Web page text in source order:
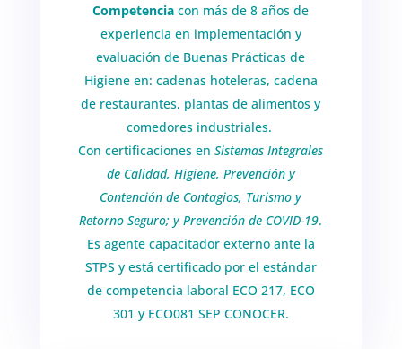
Competencia con más de 8 años de
experiencia en implementación y
evaluación de Buenas Prácticas de
Higiene en: cadenas hoteleras, cadena
de restaurantes, plantas de alimentos y
comedores industriales.
Con certificaciones en Sistemas Integrales
de Calidad, Higiene, Prevención y
Contención de Contagios, Turismo y
Retorno Seguro; y Prevención de COVID-19.
Es agente capacitador externo ante la
STPS y está certificado por el estándar
de competencia laboral ECO 217, ECO
301 y ECO081 SEP CONOCER.